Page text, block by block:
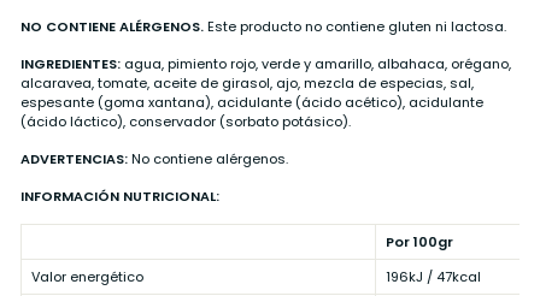
NO CONTIENE ALÉRGENOS.Este producto no contiene gluten ni lactosa.
INGREDIENTES: agua, pimiento rojo, verde y amarillo, albahaca, orégano,
alcaravea, tomate, aceite de girasol, ajo, mezcla de especias, sal,
espesante (goma xantana), acidulante (ácido acético), acidulante
(ácido láctico), conservador (sorbato potásico).
ADVERTENCIAS:No contiene alérgenos.
INFORMACIÓN NUTRICIONAL:
Por 100gr
Valor energético
196kJ / 47kcal